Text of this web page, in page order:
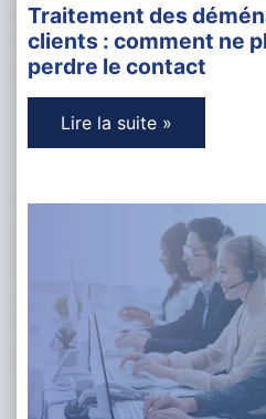
Traitement des
clients : comment ne
perdre le contact
Lire la suite »